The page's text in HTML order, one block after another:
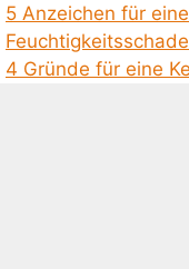
5 Anzeichen für
4 Gründe für eine